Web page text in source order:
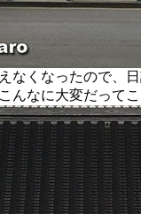
なくなったので、
んなに大変だって